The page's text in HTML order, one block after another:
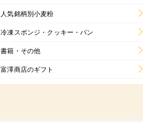
人気銘柄別小麦粉
冷凍スポンジ・クッキー・パン
書籍・その他
富澤商店のギフト